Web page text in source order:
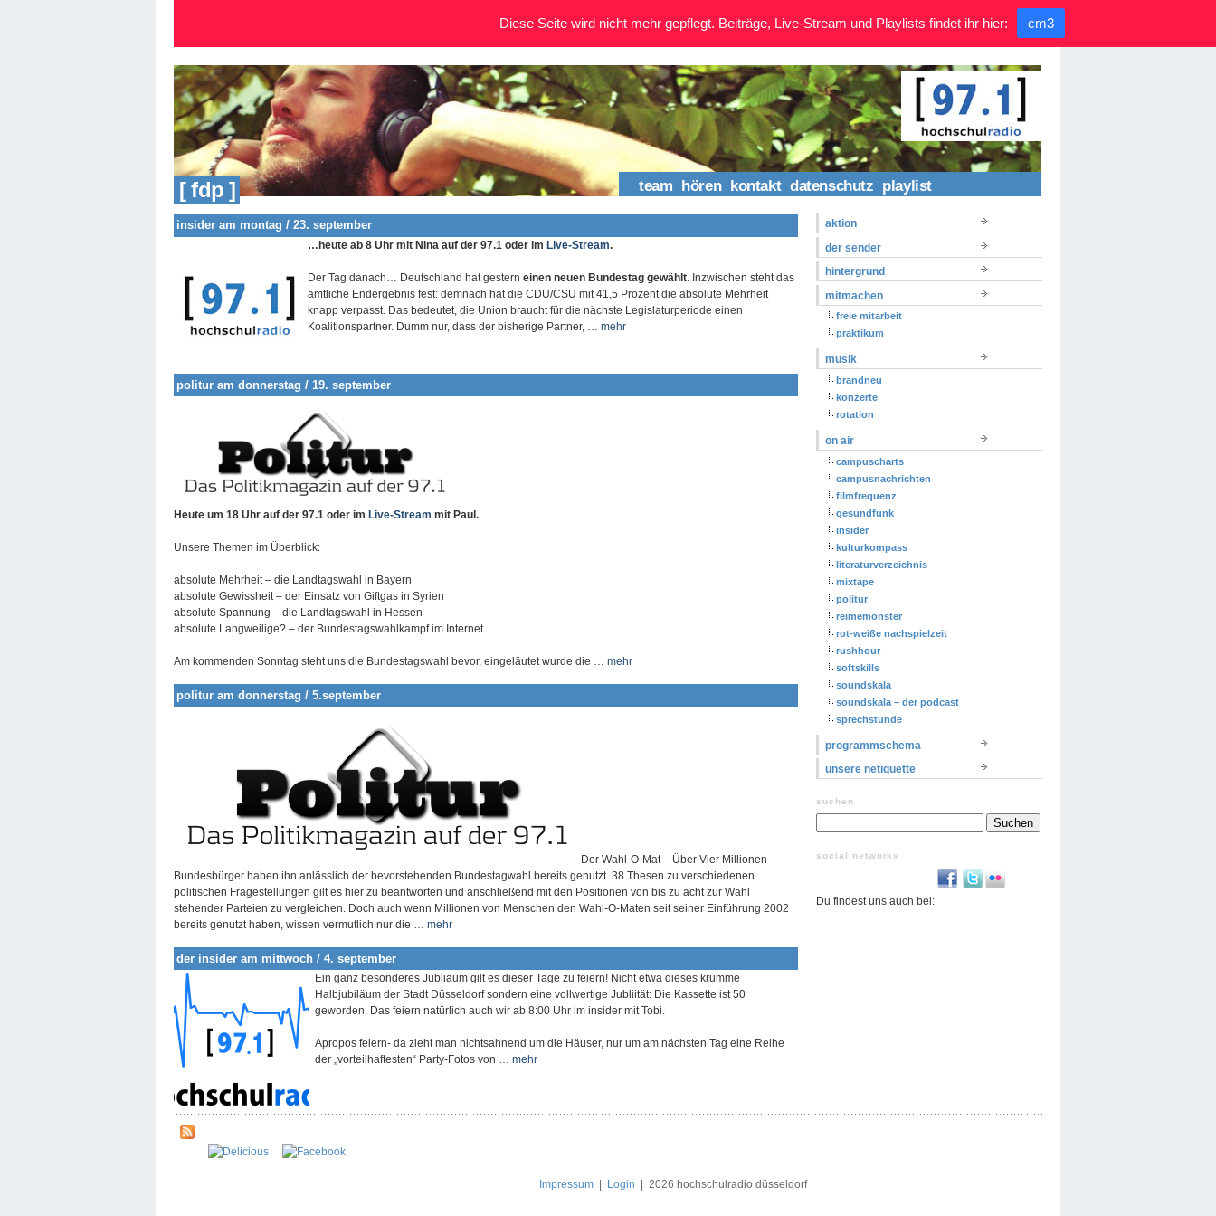
[ fdp ] team hören kontakt datenschutz playlist
insider am montag / 23. september
…heute ab 8 Uhr mit Nina auf der 97.1 oder im Live-Stream.
Der Tag danach… Deutschland hat gestern einen neuen Bundestag gewählt . Inzwischen steht das
amtliche Endergebnis fest: demnach hat die CDU/CSU mit 41,5 Prozent die absolute Mehrheit
knapp verpasst. Das bedeutet, die Union braucht für die nächste Legislaturperiode einen
Koalitionspartner. Dumm nur, dass der bisherige Partner, … mehr
politur am donnerstag / 19. september
Heute um 18 Uhr auf der 97.1 oder im Live-Stream mit Paul.
Unsere Themen im Überblick:
absolute Mehrheit – die Landtagswahl in Bayern
absolute Gewissheit – der Einsatz von Giftgas in Syrien
absolute Spannung – die Landtagswahl in Hessen
absolute Langweilige? – der Bundestagswahlkampf im Internet
Am kommenden Sonntag steht uns die Bundestagswahl bevor, eingeläutet wurde die … mehr
politur am donnerstag / 5.september
Der Wahl-O-Mat – Über Vier Millionen
Bundesbürger haben ihn anlässlich der bevorstehenden Bundestagwahl bereits genutzt. 38 Thesen zu verschiedenen
politischen Fragestellungen gilt es hier zu beantworten und anschließend mit den Positionen von bis zu acht zur Wahl
stehender Parteien zu vergleichen. Doch auch wenn Millionen von Menschen den Wahl-O-Maten seit seiner Einführung 2002
bereits genutzt haben, wissen vermutlich nur die … mehr
der insider am mittwoch / 4. september
Ein ganz besonderes Jubliäum gilt es dieser Tage zu feiern! Nicht etwa dieses krumme
Halbjubiläum der Stadt Düsseldorf sondern eine vollwertige Jubliität: Die Kassette ist 50
geworden. Das feiern natürlich auch wir ab 8:00 Uhr im insider mit Tobi.
Apropos feiern- da zieht man nichtsahnend um die Häuser, nur um am nächsten Tag eine Reihe
der „vorteilhaftesten“ Party-Fotos von … mehr
aktion
der sender
hintergrund
mitmachen
freie mitarbeit
praktikum
musik
brandneu
konzerte
rotation
on air
campuscharts
campusnachrichten
filmfrequenz
gesundfunk
insider
kulturkompass
literaturverzeichnis
mixtape
politur
reimemonster
rot-weiße nachspielzeit
rushhour
softskills
soundskala
soundskala – der podcast
sprechstunde
programmschema
unsere netiquette
suchen
social networks
Du findest uns auch bei:
Impressum Login 2026 hochschulradio düsseldorf
Diese Seite wird nicht mehr gepflegt. Beiträge, Live-Stream und Playlists findet ihr hier: cm3